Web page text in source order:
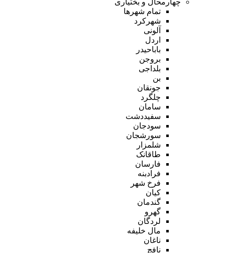
تمام شهر‌ها
شهرکرد
آلونی
اردل
باباحیدر
بروجن
بلداجی
بن
جونقان
چلگرد
سامان
سفیددشت
سودجان
سورشجان
شلمزار
طاقانک
فارسان
فرادبنه
فرخ شهر
کیان
گندمان
گهرو
لردگان
مال خلیفه
ناغان
نافچ